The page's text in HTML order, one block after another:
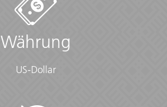
Währung
US-Dollar